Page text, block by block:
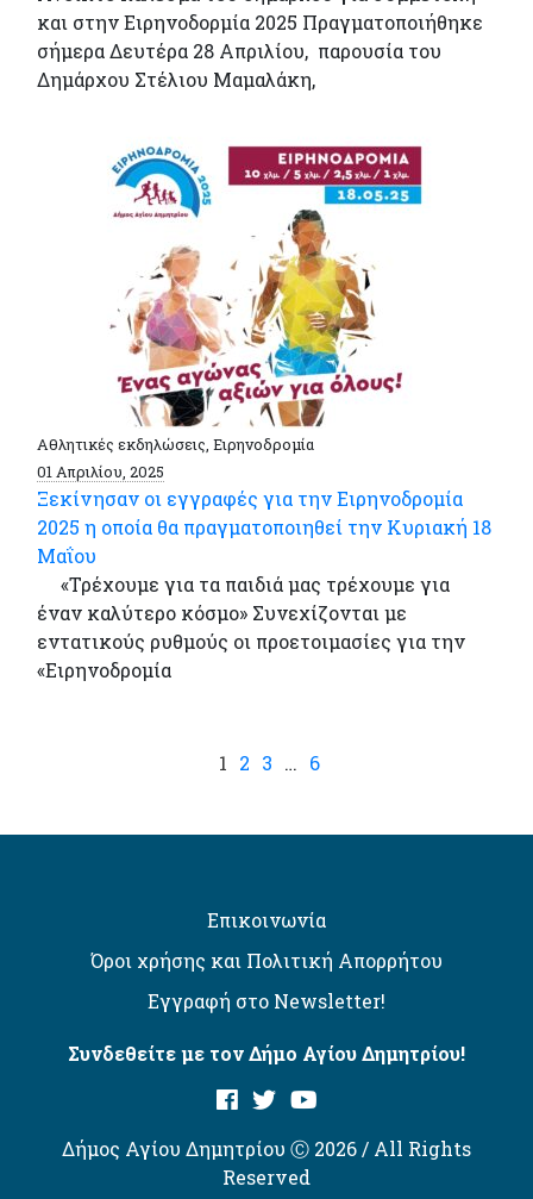
και στην Ειρηνοδορμία 2025 Πραγματοποιήθηκε
σήμερα Δευτέρα 28 Απριλίου, παρουσία του
Δημάρχου Στέλιου Μαμαλάκη,
Αθλητικές εκδηλώσεις, Ειρηνοδρομία
01 Απριλίου, 2025
Ξεκίνησαν οι εγγραφές για την Ειρηνοδρομία
2025 η οποία θα πραγματοποιηθεί την Κυριακή 18
Μαΐου
«Τρέχουμε για τα παιδιά μας τρέχουμε για
έναν καλύτερο κόσμο» Συνεχίζονται με
εντατικούς ρυθμούς οι προετοιμασίες για την
«Ειρηνοδρομία
1 2 3 … 6
Επικοινωνία
Όροι χρήσης και Πολιτική Απορρήτου
Εγγραφή στο Newsletter!
Συνδεθείτε με τον Δήμο Αγίου Δημητρίου!
Δήμος Αγίου Δημητρίου Ⓒ 2026 / All Rights
Reserved